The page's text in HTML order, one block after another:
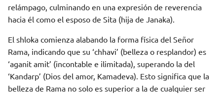
relámpago, culminando en una expresión de reverencia
hacia él como el esposo de Sita (hija de Janaka).
El shloka comienza alabando la forma física del Señor
Rama, indicando que su ‘chhavi’ (belleza o resplandor) es
‘aganit amit’ (incontable e ilimitada), superando la del
‘Kandarp’ (Dios del amor, Kamadeva). Esto significa que la
belleza de Rama no solo es superior a la de cualquier ser